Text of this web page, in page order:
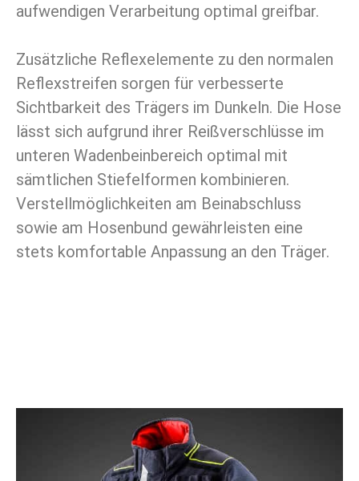
aufwendigen Verarbeitung optimal greifbar.
Zusätzliche Reflexelemente zu den normalen
Reflexstreifen sorgen für verbesserte
Sichtbarkeit des Trägers im Dunkeln. Die Hose
lässt sich aufgrund ihrer Reißverschlüsse im
unteren Wadenbeinbereich optimal mit
sämtlichen Stiefelformen kombinieren.
Verstellmöglichkeiten am Beinabschluss
sowie am Hosenbund gewährleisten eine
stets komfortable Anpassung an den Träger.